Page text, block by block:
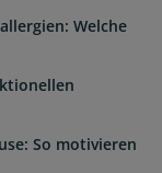
Welche
So motivieren